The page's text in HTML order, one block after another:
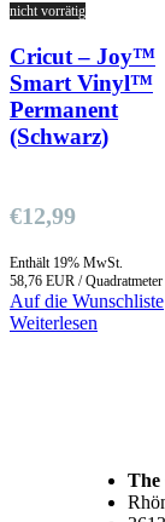
nicht vorrätig
Cricut – Joy™
Smart Vinyl™
Permanent
(Schwarz)
€12,99
Enthält 19% MwSt.
58,76 EUR / Quadratmeter
Auf die Wunschliste
Weiterlesen
The